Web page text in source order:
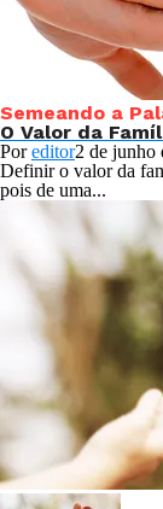
Semeando a
O Valor da
Poreditor2 de junho
Definir o valor da
pois de uma...